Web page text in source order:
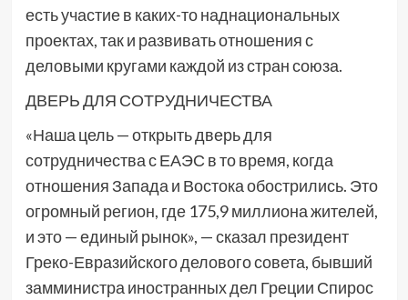
есть участие в каких-то наднациональных
проектах, так и развивать отношения с
деловыми кругами каждой из стран союза.
ДВЕРЬ ДЛЯ СОТРУДНИЧЕСТВА
«Наша цель — открыть дверь для
сотрудничества с ЕАЭС в то время, когда
отношения Запада и Востока обострились. Это
огромный регион, где 175,9 миллиона жителей,
и это — единый рынок», — сказал президент
Греко-Евразийского делового совета, бывший
замминистра иностранных дел Греции Спирос